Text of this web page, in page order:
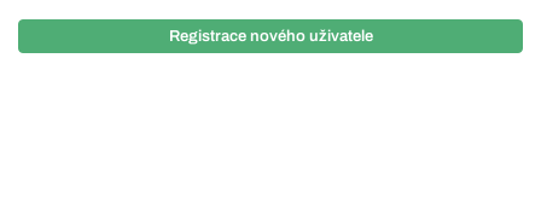
Registrace nového uživatele